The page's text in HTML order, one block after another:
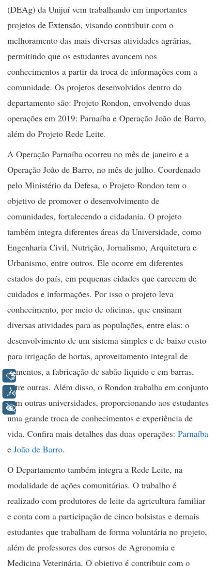
(DEAg) da Unijuí vem trabalhando em importantes
projetos de Extensão, visando contribuir com o
melhoramento das mais diversas atividades agrárias,
permitindo que os estudantes avancem nos
conhecimentos a partir da troca de informações com a
comunidade. Os projetos desenvolvidos dentro do
departamento são: Projeto Rondon, envolvendo duas
operações em 2019: Parnaíba e Operação João de Barro,
além do Projeto Rede Leite.
A Operação Parnaíba ocorreu no mês de janeiro e a
Operação João de Barro, no mês de julho. Coordenado
pelo Ministério da Defesa, o Projeto Rondon tem o
objetivo de promover o desenvolvimento de
comunidades, fortalecendo a cidadania. O projeto
também integra diferentes áreas da Universidade, como
Engenharia Civil, Nutrição, Jornalismo, Arquitetura e
Urbanismo, entre outros. Ele ocorre em diferentes
estados do país, em pequenas cidades que carecem de
cuidados e informações. Por isso o projeto leva
conhecimento, por meio de oficinas, que ensinam
diversas atividades para as populações, entre elas: o
desenvolvimento de um sistema simples e de baixo custo
para irrigação de hortas, aproveitamento integral de
alimentos, a fabricação de sabão liquido e em barras,
entre outras. Além disso, o Rondon trabalha em conjunto
com outras universidades, proporcionando aos estudantes
uma grande troca de conhecimentos e experiência de
vida. Confira mais detalhes das duas operações: Parnaíba
e João de Barro.
O Departamento também integra a Rede Leite, na
modalidade de ações comunitárias. O trabalho é
realizado com produtores de leite da agricultura familiar
e conta com a participação de cinco bolsistas e demais
estudantes que trabalham de forma voluntária no projeto,
além de professores dos cursos de Agronomia e
Medicina Veterinária. O objetivo é contribuir com o
Libras
Voz
+ Acessibilidade